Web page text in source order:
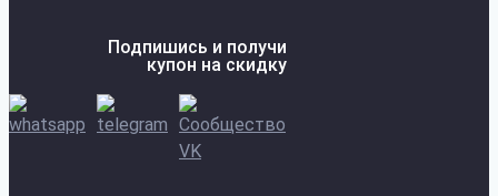
Подпишись и получи
купон на скидку